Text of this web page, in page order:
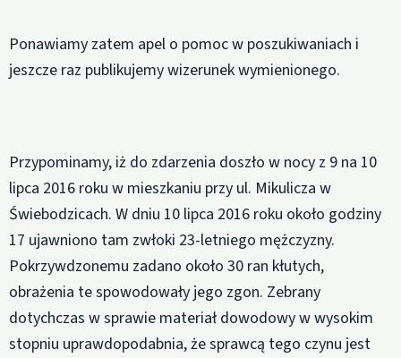
Ponawiamy zatem apel o pomoc w poszukiwaniach i
jeszcze raz publikujemy wizerunek wymienionego.
Przypominamy, iż do zdarzenia doszło w nocy z 9 na 10
lipca 2016 roku w mieszkaniu przy ul. Mikulicza w
Świebodzicach. W dniu 10 lipca 2016 roku około godziny
17 ujawniono tam zwłoki 23-letniego mężczyzny.
Pokrzywdzonemu zadano około 30 ran kłutych,
obrażenia te spowodowały jego zgon. Zebrany
dotychczas w sprawie materiał dowodowy w wysokim
stopniu uprawdopodabnia, że sprawcą tego czynu jest